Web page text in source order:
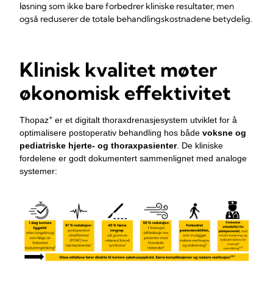
løsning som ikke bare forbedrer kliniske resultater, men
også reduserer de totale behandlingskostnadene betydelig.
Klinisk kvalitet møter
økonomisk effektivitet
Thopaz+ er et digitalt thoraxdrenasjesystem utviklet for å
optimalisere postoperativ behandling hos både voksne og
pediatriske hjerte‑ og thoraxpasienter. De kliniske
fordelene er godt dokumentert sammenlignet med analoge
systemer: